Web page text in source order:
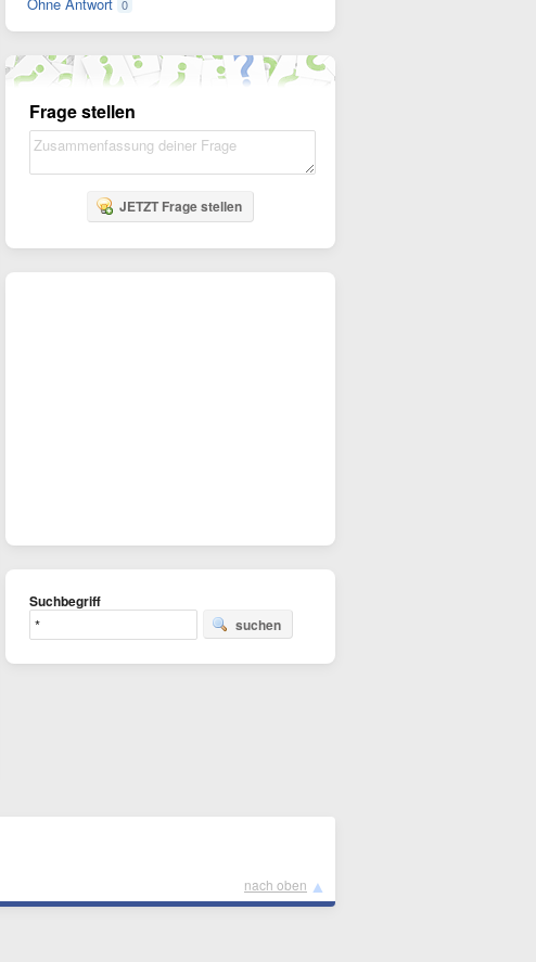
0
Frage stellen
JETZT Frage stellen
Suchbegriff
suchen
nach oben ▲